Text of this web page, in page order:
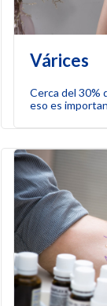
Várices
Cerca del 30%
eso es